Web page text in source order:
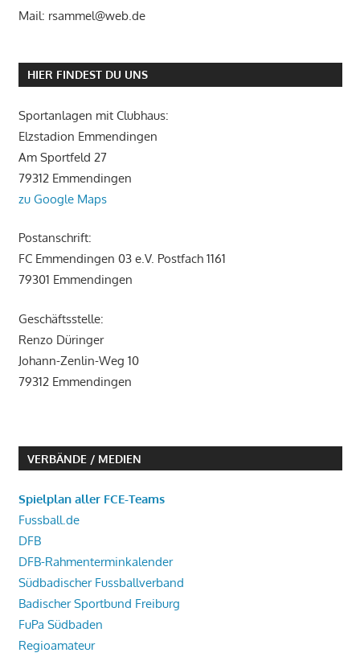
Mail: rsammel@web.de
HIER FINDEST DU UNS
Sportanlagen mit Clubhaus:
Elzstadion Emmendingen
Am Sportfeld 27
79312 Emmendingen
zu Google Maps
Postanschrift:
FC Emmendingen 03 e.V. Postfach 1161
79301 Emmendingen
Geschäftsstelle:
Renzo Düringer
Johann-Zenlin-Weg 10
79312 Emmendingen
VERBÄNDE / MEDIEN
Spielplan aller FCE-Teams
Fussball.de
DFB
DFB-Rahmenterminkalender
Südbadischer Fussballverband
Badischer Sportbund Freiburg
FuPa Südbaden
Regioamateur